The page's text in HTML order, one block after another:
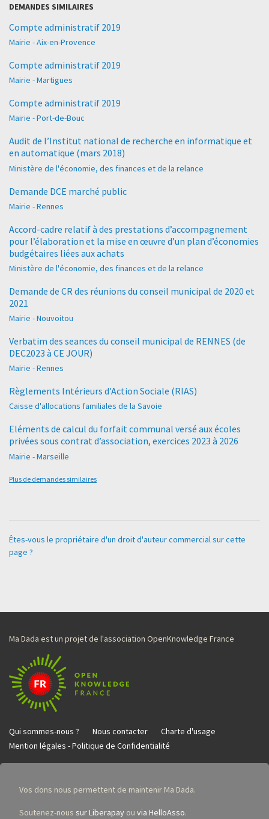
DEMANDES SIMILAIRES
Compte administratif 2019
Mairie - Aix-en-Provence
Compte administratif 2019
Mairie - Martigues
Compte administratif 2019
Mairie - Port-de-Bouc
Audit de l’Institut national de recherche en informatique et
en automatique (mars 2018)
Ministère de l'économie, des finances et de la relance
Demande DCE marché public
Mairie - Rennes
Accord-cadre relatif à des prestations d’accompagnement
pour l’élaboration et la mise en œuvre d’un plan d’économies
budgétaires liées aux achats
Ministère de l'économie, des finances et de la relance
Demande de CR des réunions du conseil municipal de 2020 et
2021
Mairie - Nouvoitou
Verbatim des seances du conseil municipal de RENNES (de
DEC2023 à CE JOUR)
Mairie - Rennes
Règlements Intérieurs d'Action Sociale (RIAS)
Caisse d'allocations familiales de la Savoie
Eléments de calcul du forfait communal versé aux écoles
privées sous contrat d’association, exercices 2023 à 2026
Mairie - Marseille
Plus de demandes similaires
Êtes-vous le propriétaire d'un droit d'auteur commercial sur cette
page ?
Ma Dada est un projet de l'association OpenKnowledge France
Qui sommes-nous ? Nous contacter
Charte d'usage
Mention légales - Politique de Confidentialité
Vos dons nous permettent de maintenir Ma Dada.
Soutenez-nous sur Liberapay ou via HelloAsso.